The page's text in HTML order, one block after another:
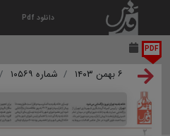
دانلود Pdf
PDF
۶ بهمن ۱۴۰۳ شماره ۱۰۵۶۹